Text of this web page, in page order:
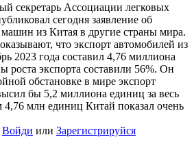
секретарь Ассоциации легковых
сегодня заявление об
из Китая в другие страны мира.
что экспорт автомобилей из
2023 года составил 4,76 миллиона
роста экспорта составили 56%. Он
обстановке в мире экспорт
бы 5,2 миллиона единиц за весь
4,76 млн единиц Китай показал очень
Войди или Зарегистрируйся